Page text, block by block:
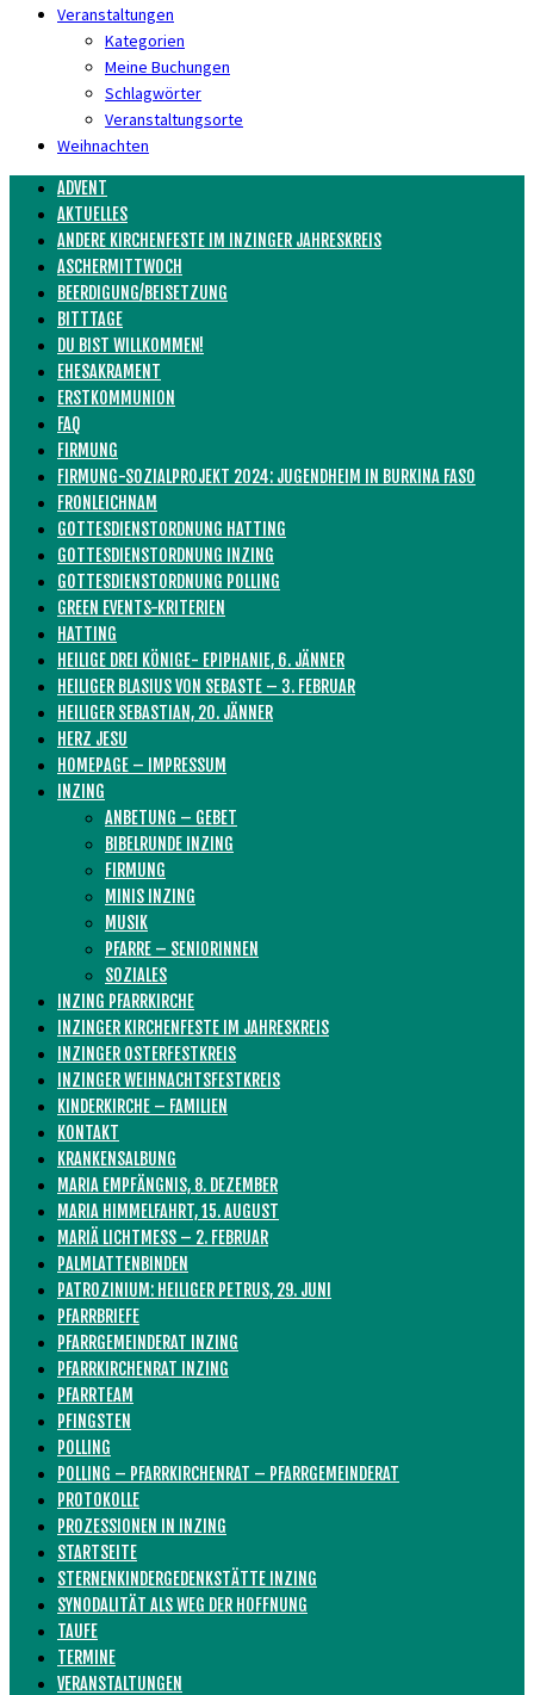
Veranstaltungen
Kategorien
Meine Buchungen
Schlagwörter
Veranstaltungsorte
Weihnachten
ADVENT
AKTUELLES
ANDERE KIRCHENFESTE IM INZINGER JAHRESKREIS
ASCHERMITTWOCH
BEERDIGUNG/BEISETZUNG
BITTTAGE
DU BIST WILLKOMMEN!
EHESAKRAMENT
ERSTKOMMUNION
FAQ
FIRMUNG
FIRMUNG-SOZIALPROJEKT 2024: JUGENDHEIM IN BURKINA FASO
FRONLEICHNAM
GOTTESDIENSTORDNUNG HATTING
GOTTESDIENSTORDNUNG INZING
GOTTESDIENSTORDNUNG POLLING
GREEN EVENTS-KRITERIEN
HATTING
HEILIGE DREI KÖNIGE- EPIPHANIE, 6. JÄNNER
HEILIGER BLASIUS VON SEBASTE – 3. FEBRUAR
HEILIGER SEBASTIAN, 20. JÄNNER
HERZ JESU
HOMEPAGE – IMPRESSUM
INZING
ANBETUNG – GEBET
BIBELRUNDE INZING
FIRMUNG
MINIS INZING
MUSIK
PFARRE – SENIORINNEN
SOZIALES
INZING PFARRKIRCHE
INZINGER KIRCHENFESTE IM JAHRESKREIS
INZINGER OSTERFESTKREIS
INZINGER WEIHNACHTSFESTKREIS
KINDERKIRCHE – FAMILIEN
KONTAKT
KRANKENSALBUNG
MARIA EMPFÄNGNIS, 8. DEZEMBER
MARIA HIMMELFAHRT, 15. AUGUST
MARIÄ LICHTMESS – 2. FEBRUAR
PALMLATTENBINDEN
PATROZINIUM: HEILIGER PETRUS, 29. JUNI
PFARRBRIEFE
PFARRGEMEINDERAT INZING
PFARRKIRCHENRAT INZING
PFARRTEAM
PFINGSTEN
POLLING
POLLING – PFARRKIRCHENRAT – PFARRGEMEINDERAT
PROTOKOLLE
PROZESSIONEN IN INZING
STARTSEITE
STERNENKINDERGEDENKSTÄTTE INZING
SYNODALITÄT ALS WEG DER HOFFNUNG
TAUFE
TERMINE
VERANSTALTUNGEN